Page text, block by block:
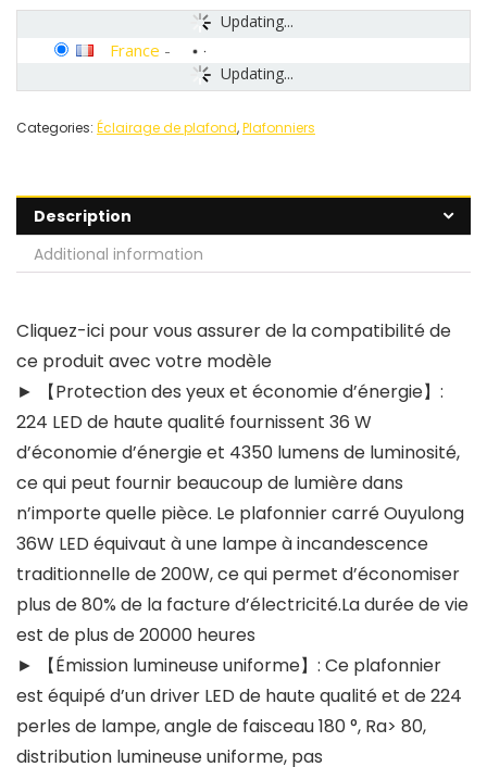
Updating...
Updating...
France -
Categories: Éclairage de plafond,Plafonniers
Description
Additional information
Cliquez-ici pour vous assurer de la compatibilité de
ce produit avec votre modèle
► 【Protection des yeux et économie d’énergie】:
224 LED de haute qualité fournissent 36 W
d’économie d’énergie et 4350 lumens de luminosité,
ce qui peut fournir beaucoup de lumière dans
n’importe quelle pièce. Le plafonnier carré Ouyulong
36W LED équivaut à une lampe à incandescence
traditionnelle de 200W, ce qui permet d’économiser
plus de 80% de la facture d’électricité.La durée de vie
est de plus de 20000 heures
► 【Émission lumineuse uniforme】: Ce plafonnier
est équipé d’un driver LED de haute qualité et de 224
perles de lampe, angle de faisceau 180 °, Ra> 80,
distribution lumineuse uniforme, pas